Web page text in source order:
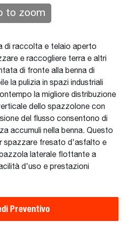
to zoom
di raccolta e telaio aperto
e raccogliere terra e altri
di fronte alla benna di
la pulizia in spazi industriali
la migliore distribuzione
dello spazzolone con
del flusso consentono di
accumuli nella benna. Questo
spazzare fresato d'asfalto e
laterale flottante a
d'uso e prestazioni
Preventivo